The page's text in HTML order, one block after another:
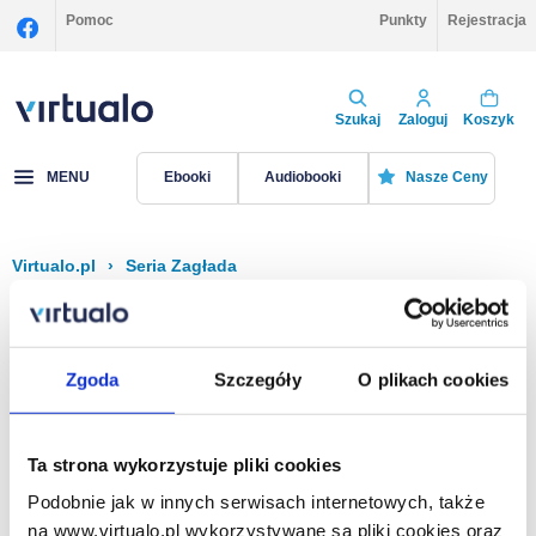
Zgoda Szczegóły O plikach cookies
Ta strona wykorzystuje pliki cookies
Podobnie jak w innych serwisach internetowych, także
na www.virtualo.pl wykorzystywane są pliki cookies oraz
Pomoc Punkty Rejestracja
Szukaj Zaloguj Koszyk
MENU Ebooki Audiobooki Nasze Ceny
Virtualo.pl › Seria Zagłada
Filtruj Sortuj
Na stronie